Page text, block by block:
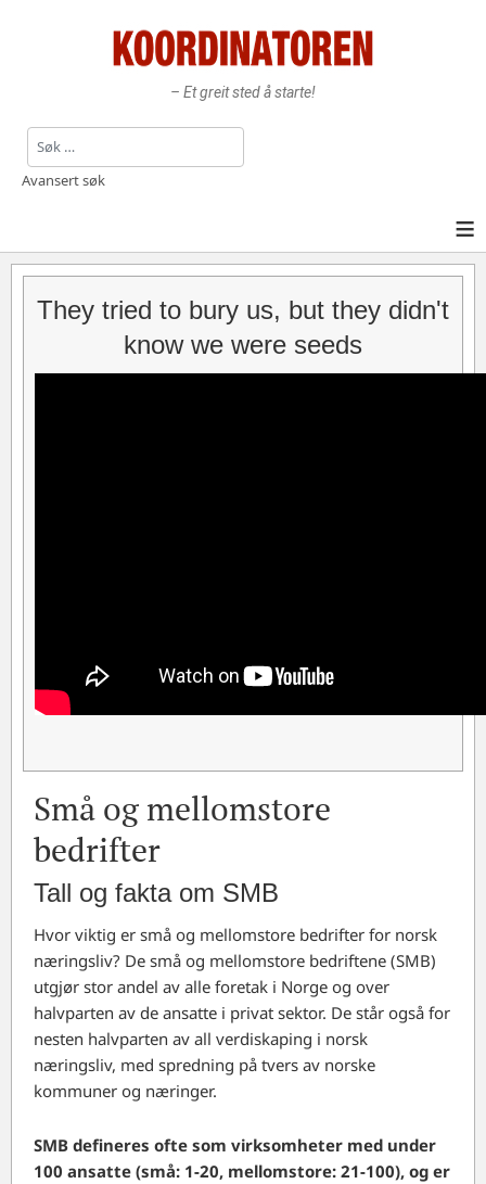
– Et greit sted å starte!
Søk
Avansert søk
≡
They tried to bury us, but they didn't
know we were seeds
Små og mellomstore
bedrifter
Tall og fakta om SMB
Hvor viktig er små og mellomstore bedrifter for norsk
næringsliv? De små og mellomstore bedriftene (SMB)
utgjør stor andel av alle foretak i Norge og over
halvparten av de ansatte i privat sektor. De står også for
nesten halvparten av all verdiskaping i norsk
næringsliv, med spredning på tvers av norske
kommuner og næringer.
SMB defineres ofte som virksomheter med under
100 ansatte (små: 1-20, mellomstore: 21-100), og er